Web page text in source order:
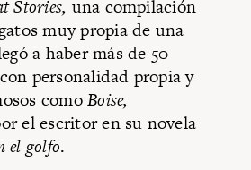
Stories, una compilación
muy propia de una
a haber más de 50
personalidad propia y
comoBoise,
el escritor en su novela
el golfo.